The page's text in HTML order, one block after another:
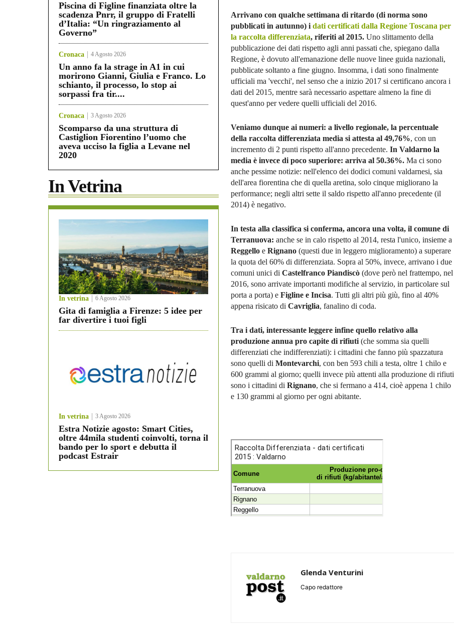
Piscina di Figline finanziata oltre la
scadenza Pnrr, il gruppo di Fratelli
d’Italia: “Un ringraziamento al
Governo”
Cronaca 4 Agosto 2026
Un anno fa la strage in A1 in cui
morirono Gianni, Giulia e Franco. Lo
schianto, il processo, lo stop ai
sorpassi fra tir....
Cronaca 3 Agosto 2026
Scomparso da una struttura di
Castiglion Fiorentino l’uomo che
aveva ucciso la figlia a Levane nel
2020
In Vetrina
In vetrina 6 Agosto 2026
Gita di famiglia a Firenze: 5 idee per
far divertire i tuoi figli
In vetrina 3 Agosto 2026
Estra Notizie agosto: Smart Cities,
oltre 44mila studenti coinvolti, torna il
bando per lo sport e debutta il
podcast Estrair
Arrivano con qualche settimana di ritardo (di norma sono
pubblicati in autunno) i dati certificati dalla Regione Toscana per
la raccolta differenziata, riferiti al 2015. Uno slittamento della
pubblicazione dei dati rispetto agli anni passati che, spiegano dalla
Regione, è dovuto all'emanazione delle nuove linee guida nazionali,
pubblicate soltanto a fine giugno. Insomma, i dati sono finalmente
ufficiali ma 'vecchi', nel senso che a inizio 2017 si certificano ancora i
dati del 2015, mentre sarà necessario aspettare almeno la fine di
quest'anno per vedere quelli ufficiali del 2016.
Veniamo dunque ai numeri: a livello regionale, la percentuale
della raccolta differenziata media si attesta al 49,76%, con un
incremento di 2 punti rispetto all'anno precedente. In Valdarno la
media è invece di poco superiore: arriva al 50.36%. Ma ci sono
anche pessime notizie: nell'elenco dei dodici comuni valdarnesi, sia
dell'area fiorentina che di quella aretina, solo cinque migliorano la
performance; negli altri sette il saldo rispetto all'anno precedente (il
2014) è negativo.
In testa alla classifica si conferma, ancora una volta, il comune di
Terranuova: anche se in calo rispetto al 2014, resta l'unico, insieme a
Reggello e Rignano (questi due in leggero miglioramento) a superare
la quota del 60% di differenziata. Sopra al 50%, invece, arrivano i due
comuni unici di Castelfranco Piandiscò (dove però nel frattempo, nel
2016, sono arrivate importanti modifiche al servizio, in particolare sul
porta a porta) e Figline e Incisa. Tutti gli altri più giù, fino al 40%
appena risicato di Cavriglia, fanalino di coda.
Tra i dati, interessante leggere infine quello relativo alla
produzione annua pro capite di rifiuti (che somma sia quelli
differenziati che indifferenziati): i cittadini che fanno più spazzatura
sono quelli di Montevarchi, con ben 593 chili a testa, oltre 1 chilo e
600 grammi al giorno; quelli invece più attenti alla produzione di rifiuti
sono i cittadini di Rignano, che si fermano a 414, cioè appena 1 chilo
e 130 grammi al giorno per ogni abitante.
Glenda Venturini
Capo redattore